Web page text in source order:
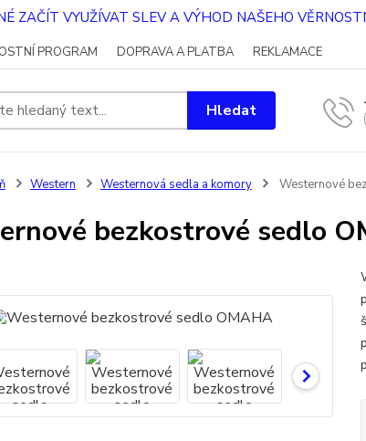
ZAČÍT VYUŽÍVAT SLEV A VÝHOD NAŠEHO
PROGRAM DOPRAVA A PLATBA REKLAMACE
Hledat
Western Westernová sedla a komory Westernové
bezkostrové sedlo